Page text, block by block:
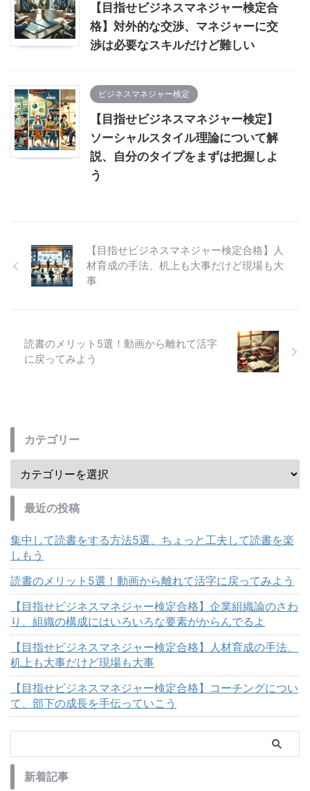
【目指せビジネスマネジャー検定合
格】対外的な交渉、マネジャーに交
渉は必要なスキルだけど難しい
ビジネスマネジャー検定
【目指せビジネスマネジャー検定】
ソーシャルスタイル理論について解
説、自分のタイプをまずは把握しよ
う
【目指せビジネスマネジャー検定合格】人
材育成の手法、机上も大事だけど現場も大
事
読書のメリット5選！動画から離れて活字
に戻ってみよう
カテゴリー
最近の投稿
集中して読書をする方法5選、ちょっと工夫して読書を楽
しもう
読書のメリット5選！動画から離れて活字に戻ってみよう
【目指せビジネスマネジャー検定合格】企業組織論のさわ
り、組織の構成にはいろいろな要素がからんでるよ
【目指せビジネスマネジャー検定合格】人材育成の手法、
机上も大事だけど現場も大事
【目指せビジネスマネジャー検定合格】コーチングについ
て、部下の成長を手伝っていこう
新着記事